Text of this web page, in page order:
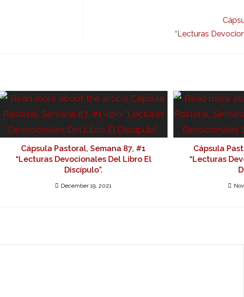
“Lecturas
Cápsula Pastoral, Semana 87, #1
“Lecturas Devocionales Del Libro El
Discípulo”.
December 19, 2021
Cápsula
“Lecturas